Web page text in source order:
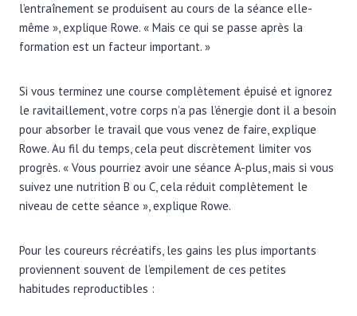
l’entraînement se produisent au cours de la séance elle-
même », explique Rowe. « Mais ce qui se passe après la
formation est un facteur important. »
Si vous terminez une course complètement épuisé et ignorez
le ravitaillement, votre corps n’a pas l’énergie dont il a besoin
pour absorber le travail que vous venez de faire, explique
Rowe. Au fil du temps, cela peut discrètement limiter vos
progrès. « Vous pourriez avoir une séance A-plus, mais si vous
suivez une nutrition B ou C, cela réduit complètement le
niveau de cette séance », explique Rowe.
Pour les coureurs récréatifs, les gains les plus importants
proviennent souvent de l’empilement de ces petites
habitudes reproductibles :